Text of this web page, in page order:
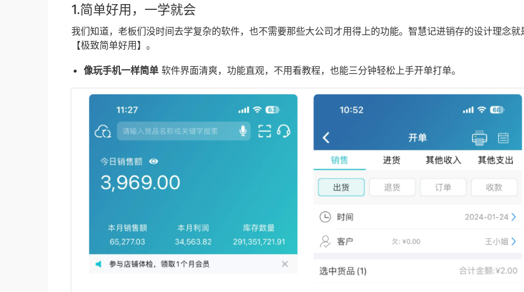
1.简单好用，一学就会
我们知道，老板们没时间去学复杂的软件，也不需要那些大公司才用得上的功能。智慧记进销存的设计理念就
【极致简单好用】。
像玩手机一样简单软件界面清爽，功能直观，不用看教程，也能三分钟轻松上手开单打单。